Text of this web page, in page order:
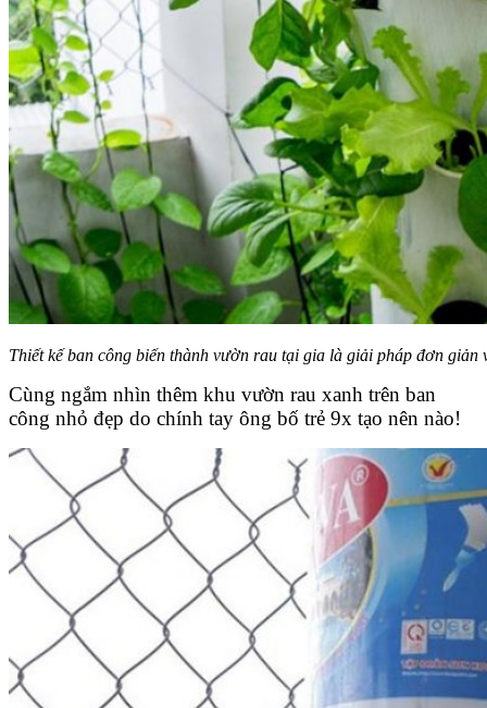
Thiết kế ban công biến thành vườn rau tại gia là giải pháp đơn giản
Cùng ngắm nhìn thêm khu vườn rau xanh trên ban
công nhỏ đẹp do chính tay ông bố trẻ 9x tạo nên nào!